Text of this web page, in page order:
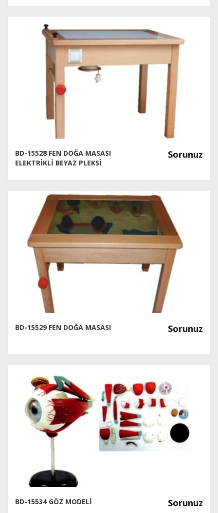
BD-15528 FEN DOĞA MASASI
ELEKTRİKLİ BEYAZ PLEKSİ
Sorunuz
BD-15529 FEN DOĞA MASASI Sorunuz
BD-15534 GÖZ MODELİ Sorunuz